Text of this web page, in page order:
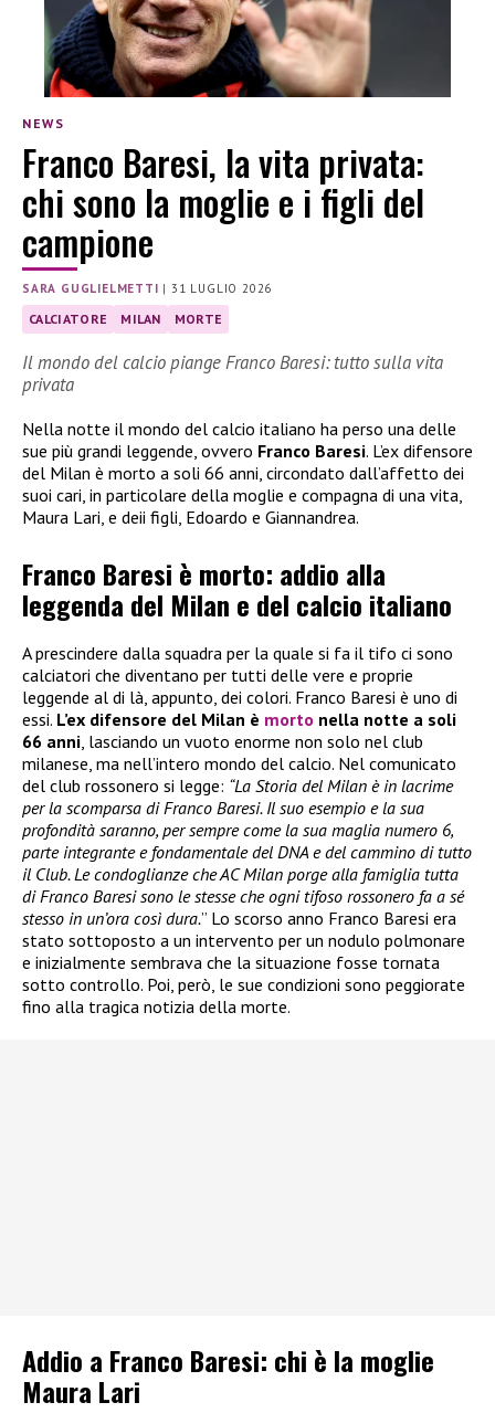
NEWS
Franco Baresi, la vita privata:
chi sono la moglie e i figli del
campione
SARA GUGLIELMETTI |31 LUGLIO 2026
CALCIATORE MILAN MORTE
Il mondo del calcio piange Franco Baresi: tutto sulla vita
privata
Nella notte il mondo del calcio italiano ha perso una delle
sue più grandi leggende, ovvero Franco Baresi. L’ex difensore
del Milan è morto a soli 66 anni, circondato dall’affetto dei
suoi cari, in particolare della moglie e compagna di una vita,
Maura Lari, e deii figli, Edoardo e Giannandrea.
Franco Baresi è morto: addio alla
leggenda del Milan e del calcio italiano
A prescindere dalla squadra per la quale si fa il tifo ci sono
calciatori che diventano per tutti delle vere e proprie
leggende al di là, appunto, dei colori. Franco Baresi è uno di
essi. L’ex difensore del Milan è morto nella notte a soli
66 anni , lasciando un vuoto enorme non solo nel club
milanese, ma nell’intero mondo del calcio. Nel comunicato
del club rossonero si legge: “La Storia del Milan è in lacrime
per la scomparsa di Franco Baresi. Il suo esempio e la sua
profondità saranno, per sempre come la sua maglia numero 6,
parte integrante e fondamentale del DNA e del cammino di tutto
il Club. Le condoglianze che AC Milan porge alla famiglia tutta
di Franco Baresi sono le stesse che ogni tifoso rossonero fa a sé
stesso in un’ora così dura.” Lo scorso anno Franco Baresi era
stato sottoposto a un intervento per un nodulo polmonare
e inizialmente sembrava che la situazione fosse tornata
sotto controllo. Poi, però, le sue condizioni sono peggiorate
fino alla tragica notizia della morte.
Addio a Franco Baresi: chi è la moglie
Maura Lari